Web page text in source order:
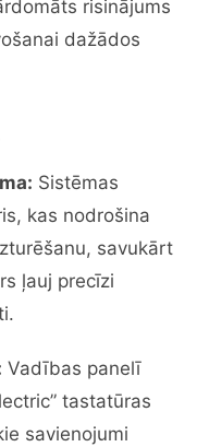
risinājums
dažādos
Sistēmas
kas nodrošina
savukārt
ļauj precīzi
Vadības panelī
tastatūras
savienojumi